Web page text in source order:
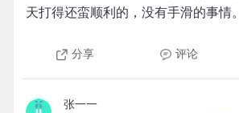
天打得还蛮顺利的，没有手滑的事情。
分享 评论
张一一